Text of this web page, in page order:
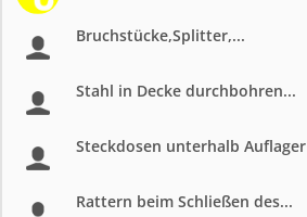
Bruchstücke,Splitter,...
Stahl in Decke durchbohren...
Steckdosen unterhalb Auflager
Rattern beim Schließen des...